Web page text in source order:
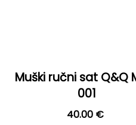
Muški ručni sat Q&Q
001
40.00 €